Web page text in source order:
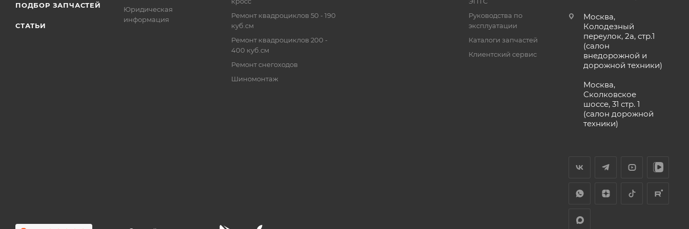
ПОДБОР ЗАПЧАСТЕЙ
СТАТЬИ
Юридическая
информация
Ремонт квадроциклов 50 - 190
куб.см
Ремонт квадроциклов 200 -
400 куб.см
Ремонт снегоходов
Шиномонтаж
Руководства по
эксплуатации
Каталоги запчастей
Клиентский сервис
Москва,
Колодезный
переулок, 2а, стр.1
(салон
внедорожной и
дорожной техники)
Москва,
Сколковское
шоссе, 31 стр. 1
(салон дорожной
техники)